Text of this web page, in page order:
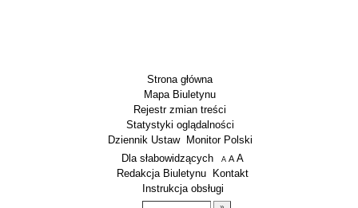
Strona główna
Mapa Biuletynu
Rejestr zmian treści
Statystyki oglądalności
Dziennik Ustaw
Monitor Polski
Menu dodatkowe
Dla słabowidzących A pomniejsz czcionkę
A standardowy rozmiar czcionki
A
Redakcja Biuletynu
Kontakt
Instrukcja obsługi